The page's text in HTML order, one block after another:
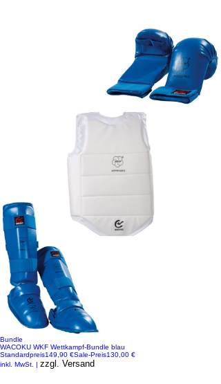
Bundle
WACOKU WKF Wettkampf-Bundle blau
Standardpreis149,90 €Sale-Preis130,00 €
inkl. MwSt.
zzgl. Versand